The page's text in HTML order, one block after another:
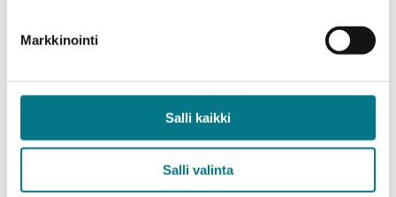
Markkinointi
Salli kaikki
Salli valinta
Ylempi
ammattikorkeakoulututkinto
(YAMK)
Valintakoe